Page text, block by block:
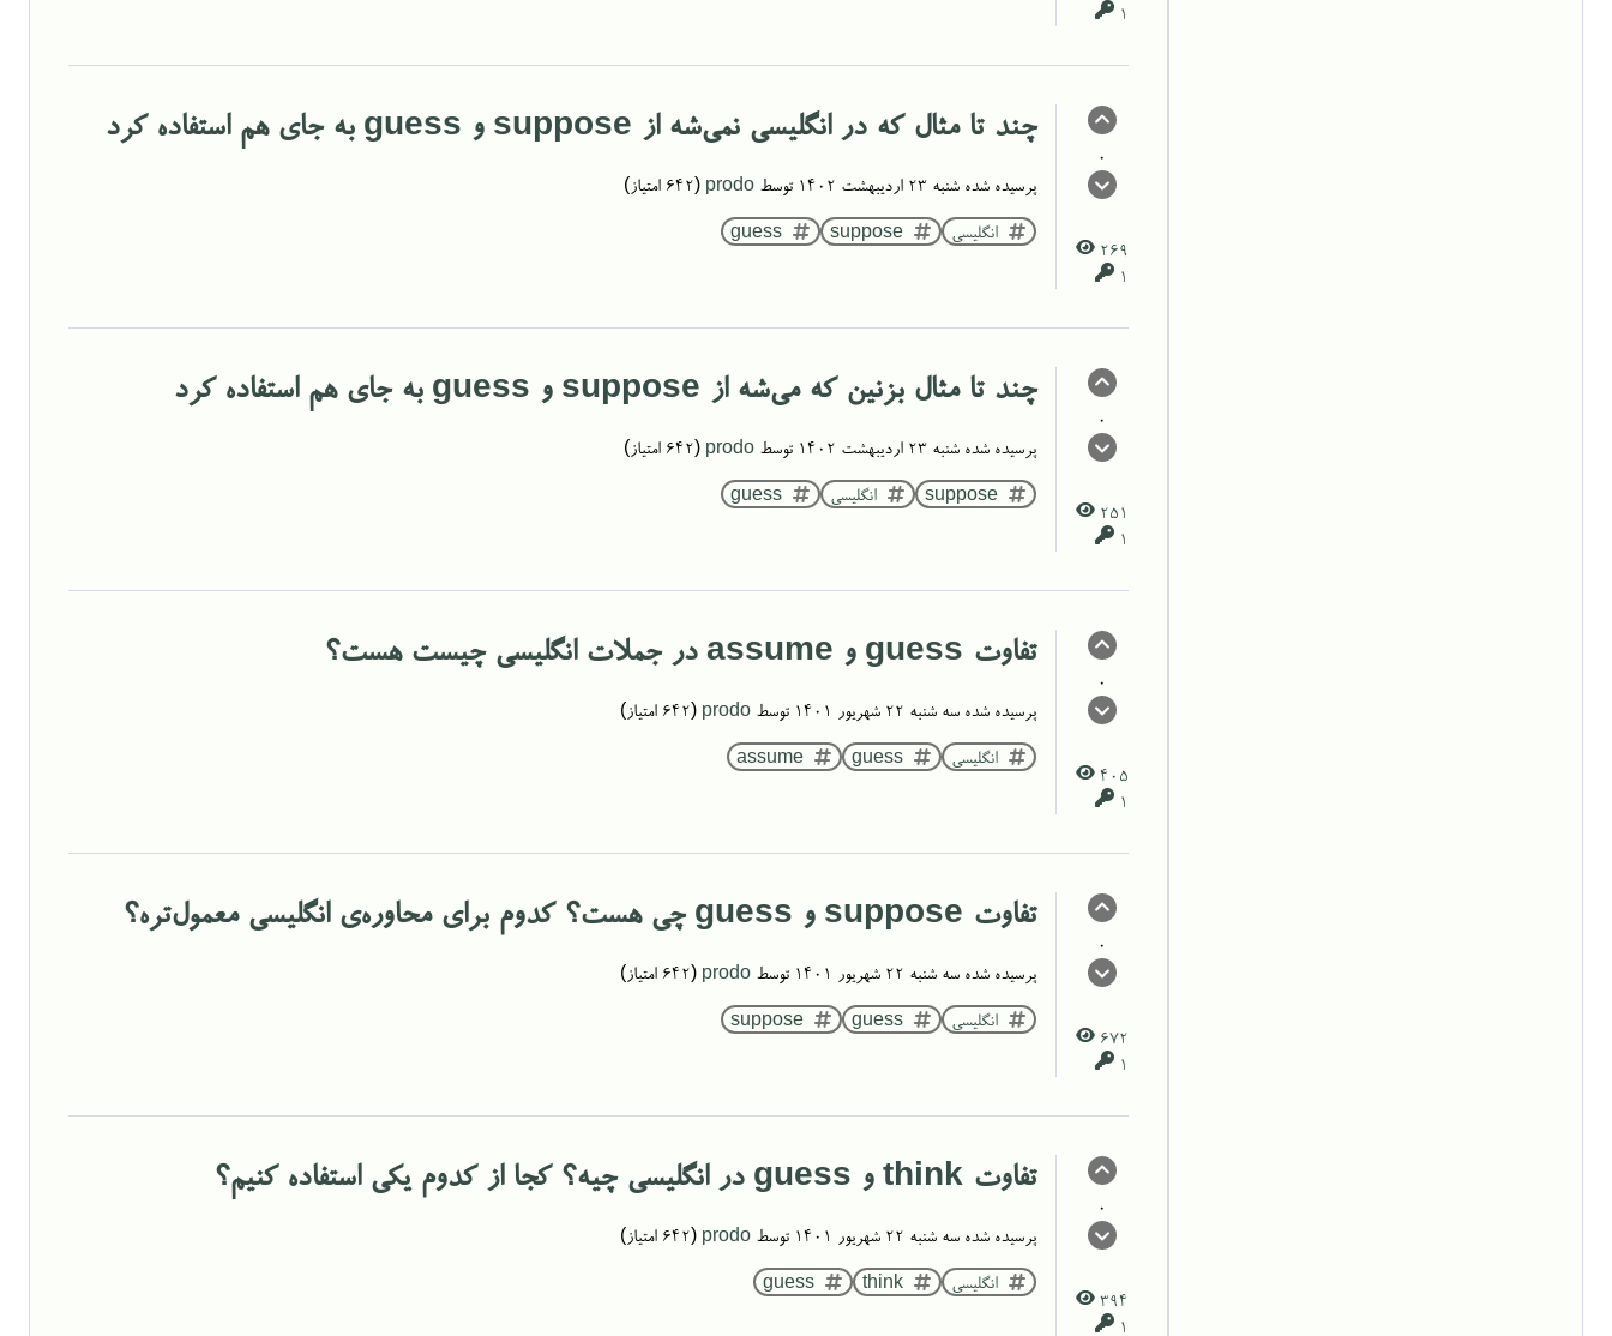
1
0
269
1
چند تا مثال که در انگلیسی نمی‌شه از suppose و guess به جای هم استفاده کرد
پرسیده شده شنبه ۲۳ اردیبهشت ۱۴۰۲ توسط prodo
(
642 امتیاز)
انگلیسی suppose
guess
0
251
1
چند تا مثال بزنین که می‌شه از suppose و guess به جای هم استفاده کرد
پرسیده شده شنبه ۲۳ اردیبهشت ۱۴۰۲ توسط prodo
(
642 امتیاز)
suppose انگلیسی guess
0
405
1
تفاوت guess و assume در جملات انگلیسی چیست هست؟
پرسیده شده سه شنبه ۲۲ شهریور ۱۴۰۱ توسط prodo
(
642 امتیاز)
انگلیسی guess
assume
0
672
1
تفاوت suppose و guess چی هست؟ کدوم برای محاوره‌ی انگلیسی معمول‌تره؟
پرسیده شده سه شنبه ۲۲ شهریور ۱۴۰۱ توسط prodo
(
642 امتیاز)
انگلیسی guess
suppose
0
394
1
تفاوت think و guess در انگلیسی چیه؟ کجا از کدوم یکی استفاده کنیم؟
پرسیده شده سه شنبه ۲۲ شهریور ۱۴۰۱ توسط prodo
(
642 امتیاز)
انگلیسی think
guess